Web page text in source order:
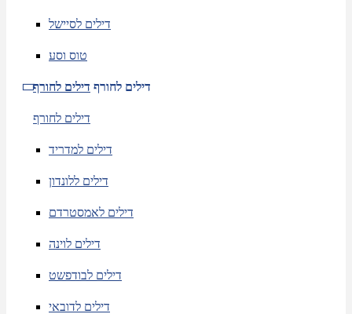
דילים לסיישל
טוס וסע
דילים לחורף דילים לחורף
דילים לחורף
דילים למדריד
דילים ללונדון
דילים לאמסטרדם
דילים לוינה
דילים לבודפשט
דילים לדובאי